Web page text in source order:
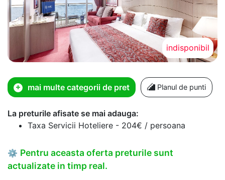
indisponibil
mai multe categorii de pret Planul de punti
La preturile afisate se mai adauga:
Taxa Servicii Hoteliere - 204€ / persoana
⚙ Pentru aceasta oferta preturile sunt
actualizate in timp real.